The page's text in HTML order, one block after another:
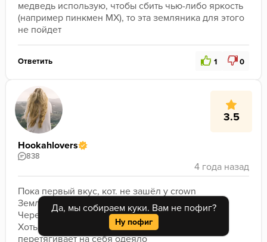
Да, мы собираем куки. Вам не пофиг?
Ну пофиг
медведь использую, чтобы сбить чью-либо яркость
(например пинкмен МХ), то эта земляника для этого
не пойдет
Ответить 1 0
3.5
Hookahlovers
838
Пока первый вкус, кот. не зашёл у crown
Земляника на грани химозы
Чересчур насыщенная и переаромленная
Хоть 20 проц в микс добавь, все равно
перетягивает на себя одеяло